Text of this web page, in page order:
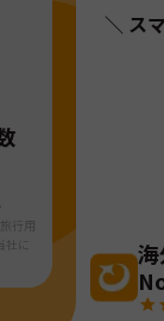
行用
に
＼ ス